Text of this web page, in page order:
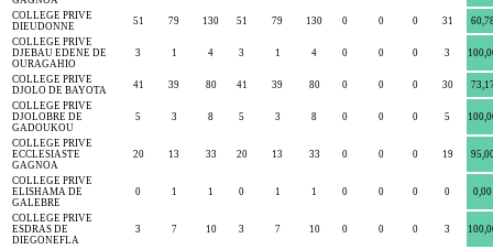
COLLEGE PRIVE
DIEUDONNE
51 79 130 51 79 130 0 0 0 31
COLLEGE PRIVE
DJEBAU EDENE DE
OURAGAHIO
3 1 4 3 1 4 0 0 0 3
COLLEGE PRIVE
DJOLO DE BAYOTA
41 39 80 41 39 80 0 0 0 30
COLLEGE PRIVE
DJOLOBRE DE
GADOUKOU
5 3 8 5 3 8 0 0 0 5
COLLEGE PRIVE
ECCLESIASTE
GAGNOA
20 13 33 20 13 33 0 0 0 19
COLLEGE PRIVE
ELISHAMA DE
GALEBRE
0 1 1 0 1 1 0 0 0 0 0,00
COLLEGE PRIVE
ESDRAS DE
DIEGONEFLA
3 7 10 3 7 10 0 0 0 3